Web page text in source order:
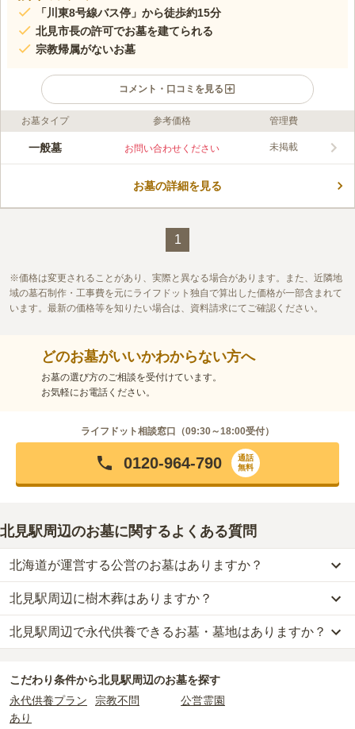
「川東8号線バス停」から徒歩約15分
北見市長の許可でお墓を建てられる
宗教帰属がないお墓
コメント・口コミを見る
ライフドット編集部のコメント
道道122号線が近くを通っている北見市のお墓です。 冬場は積雪
田畑の中にあるので、静かな環境でゆっくりと眠ることができま
この霊園はまだ誰からも評価されていません。
お墓タイプ 参考価格 管理費
一般墓 お問い合わせください 未掲載
お墓の詳細を見る
1
価格は変更されることがあり、実際と異なる場合があります。また、近隣地
域の墓石制作・工事費を元にライフドット独自で算出した価格が一部含まれて
います。最新の価格等を知りたい場合は、資料請求にてご確認ください。
どのお墓がいいかわからない方へ
お墓の選び方のご相談を受付けています。
お気軽にお電話ください。
ライフドット相談窓口（09:30～18:00受付）
0120-964-790
通話
無料
北見駅周辺のお墓に関するよくある質問
北海道が運営する公営のお墓はありますか？
北見駅周辺には、北海道が運営する公営の霊園が
北見市営 緑ヶ丘霊園、北見市営 北見が丘霊園、北見市立常呂町
墓園などが代表的です。
れているケースがほとんどです。
主な条件として、遺骨がすでにある、該当の市区町村に一定年数以
上住んでいるなどが挙げられます。
北見駅周辺に樹木葬はありますか？
北見駅周辺には、樹木葬の掲載がありません。
自然葬をお考えの場合は、海洋散骨もご検討ください。
北見駅周辺で永代供養できるお墓・墓地はありますか？
永代供養をお考えの場合は、海洋散骨もご検討ください。
こだわり条件から北見駅周辺のお墓を探す
永代供養プラン
あり
宗教不問 公営霊園